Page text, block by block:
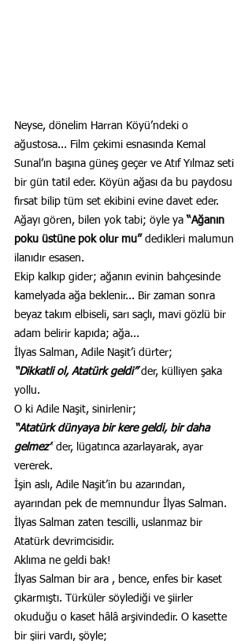
Neyse, dönelim Harran Köyü’ndeki o
ağustosa... Film çekimi esnasında Kemal
Sunal’ın başına güneş geçer ve Atıf Yılmaz seti
bir gün tatil eder. Köyün ağası da bu paydosu
fırsat bilip tüm set ekibini evine davet eder.
Ağayı gören, bilen yok tabi; öyle ya “Ağanın
poku üstüne pok olur mu” dedikleri malumun
ilanıdır esasen.
Ekip kalkıp gider; ağanın evinin bahçesinde
kamelyada ağa beklenir... Bir zaman sonra
beyaz takım elbiseli, sarı saçlı, mavi gözlü bir
adam belirir kapıda; ağa...
İlyas Salman, Adile Naşit’i dürter;
“Dikkatli ol, Atatürk geldi” der, külliyen şaka
yollu.
O ki Adile Naşit, sinirlenir;
“Atatürk dünyaya bir kere geldi, bir daha
gelmez” der, lügatınca azarlayarak, ayar
vererek.
İşin aslı, Adile Naşit’in bu azarından,
ayarından pek de memnundur İlyas Salman.
İlyas Salman zaten tescilli, uslanmaz bir
Atatürk devrimcisidir.
Aklıma ne geldi bak!
İlyas Salman bir ara , bence, enfes bir kaset
çıkarmıştı. Türküler söylediği ve şiirler
okuduğu o kaset hâlâ arşivindedir. O kasette
bir şiiri vardı, şöyle;